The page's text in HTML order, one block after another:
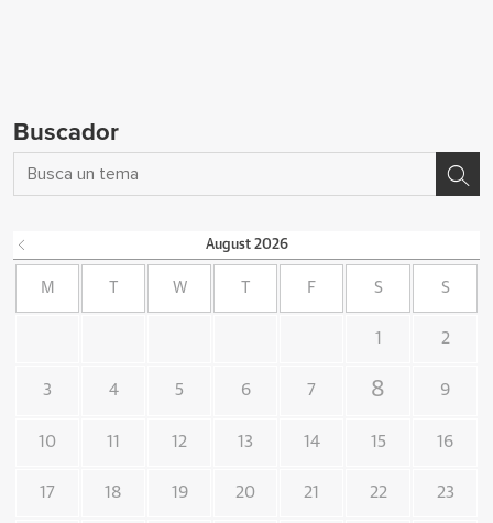
Buscador
August 2026
M W F S S
1 2
3 4 5 6 7 8 9
10 11 12 13 14 15 16
17 18 19 20 21 22 23